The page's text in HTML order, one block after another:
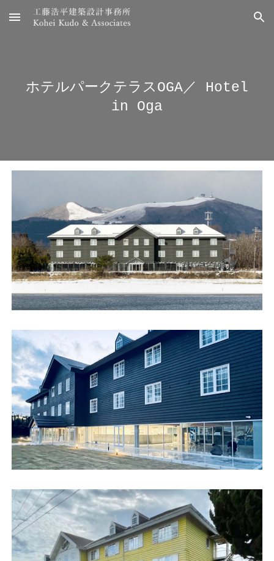
Skip to main content Skip to navigation
ホテルパークテラスOGA／ Hotel
in Oga